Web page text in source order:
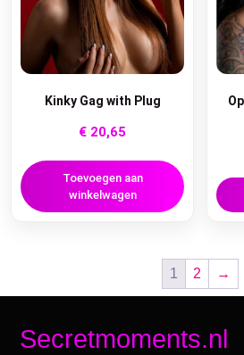
Kinky Gag with Plug
€ 20,65
Toevoegen aan
winkelwagen
1 2 →
Secretmoments.nl